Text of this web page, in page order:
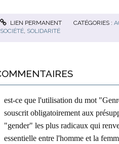
LIEN PERMANENT CATÉGORIES :
SOCIÉTÉ, SOLIDARITÉ
est-ce que l'utilisation du mot
souscrit obligatoirement aux
"gender" les plus radicaux qui
essentielle entre l'homme et la